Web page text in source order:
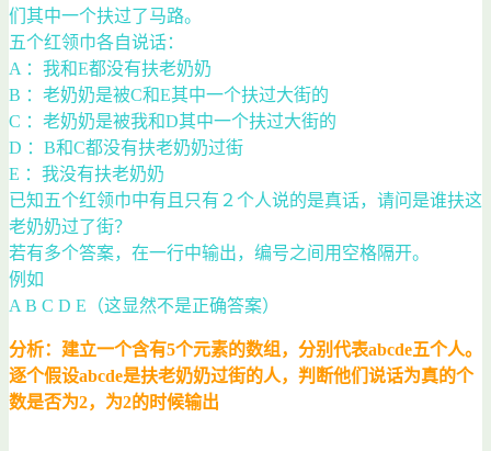
们其中一个扶过了马路。
五个红领巾各自说话：
A ：我和E都没有扶老奶奶
B ：老奶奶是被C和E其中一个扶过大街的
C ：老奶奶是被我和D其中一个扶过大街的
D ：B和C都没有扶老奶奶过街
E ：我没有扶老奶奶
已知五个红领巾中有且只有２个人说的是真话，请问是谁扶这
老奶奶过了街？
若有多个答案，在一行中输出，编号之间用空格隔开。
例如
A B C D E（这显然不是正确答案）
分析：建立一个含有5个元素的数组，分别代表abcde五个人。
逐个假设abcde是扶老奶奶过街的人，判断他们说话为真的个
数是否为2，为2的时候输出